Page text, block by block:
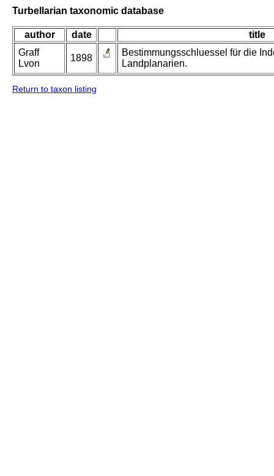
Turbellarian taxonomic database
author date
title
Graff
Lvon
1898
Bestimmungsschluessel für die
Landplanarien.
Return to taxon listing